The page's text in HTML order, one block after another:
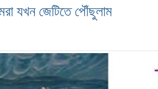
যখন জেটিতে পৌঁছুলাম